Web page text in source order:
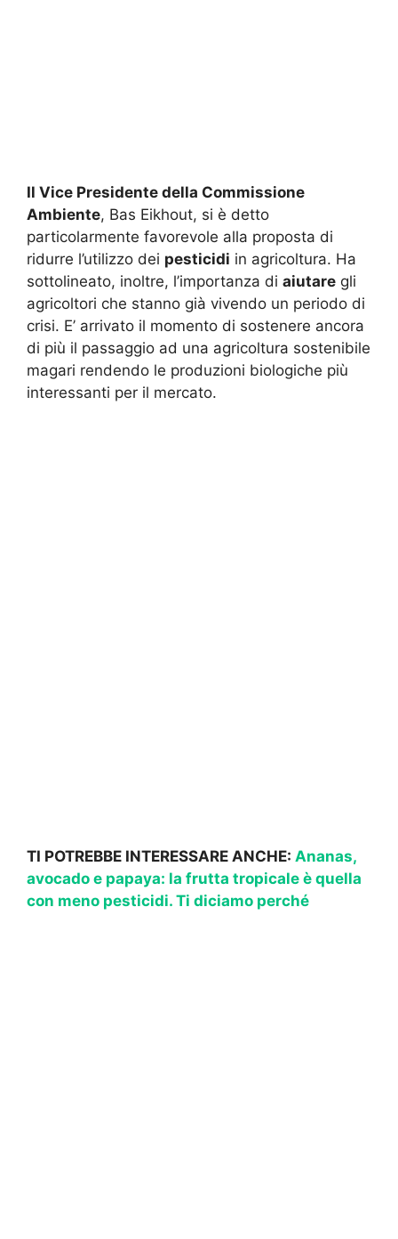
Il Vice Presidente della Commissione
Ambiente, Bas Eikhout, si è detto
particolarmente favorevole alla proposta di
ridurre l’utilizzo dei pesticidi in agricoltura. Ha
sottolineato, inoltre, l’importanza di aiutare gli
agricoltori che stanno già vivendo un periodo di
crisi. E’ arrivato il momento di sostenere ancora
di più il passaggio ad una agricoltura sostenibile
magari rendendo le produzioni biologiche più
interessanti per il mercato.
TI POTREBBE INTERESSARE ANCHE: Ananas,
avocado e papaya: la frutta tropicale è quella
con meno pesticidi. Ti diciamo perché